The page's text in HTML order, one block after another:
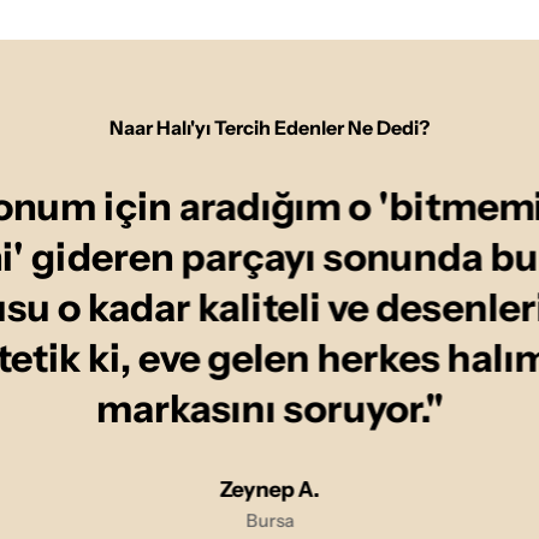
Naar Halı'yı Tercih Edenler Ne Dedi?
için aradığım o
gideren parçayı sonunda
o kadar kaliteli ve
ki, eve gelen herkes
markasını soruyor."
Zeynep A.
Bursa